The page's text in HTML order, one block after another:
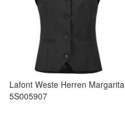
Lafont Weste Herren Margarita
5S005907